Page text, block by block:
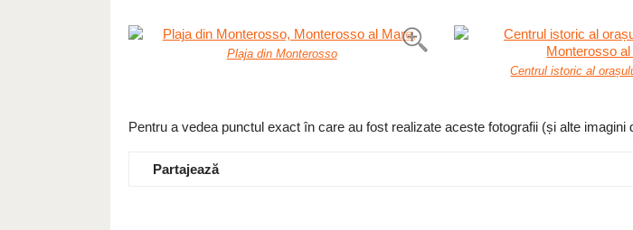
Plaja din Monterosso
Centrul istoric al
Pentru a vedea punctul exact în care au fost realizate aceste fotografii (și alte
Partajează